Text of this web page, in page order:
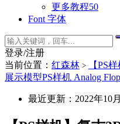
更多教程50
Font 字体
登录/注册
当前位置： 红森林 >
【PS
展示模型PS样机 Analog
最近更新：2022年10